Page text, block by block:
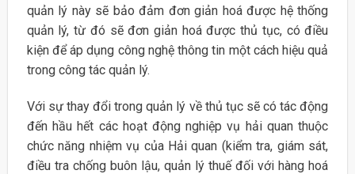
quản lý này sẽ bảo đảm đơn giản hoá được hệ thống
quản lý, từ đó sẽ đơn giản hoá được thủ tục, có điều
kiện để áp dụng công nghệ thông tin một cách hiệu quả
trong công tác quản lý.
Với sự thay đổi trong quản lý về thủ tục sẽ có tác động
đến hầu hết các hoạt động nghiệp vụ hải quan thuộc
chức năng nhiệm vụ của Hải quan (kiểm tra, giám sát,
điều tra chống buôn lậu, quản lý thuế đối với hàng hoá